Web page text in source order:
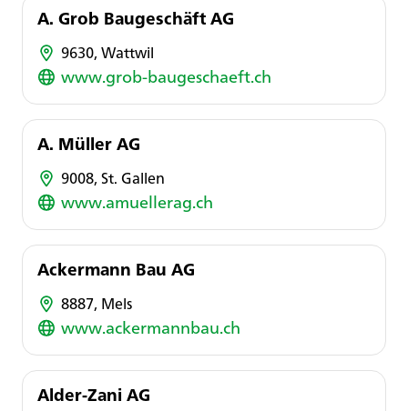
A. Grob Baugeschäft AG
9630, Wattwil
www.grob-baugeschaeft.ch
A. Müller AG
9008, St. Gallen
www.amuellerag.ch
Ackermann Bau AG
8887, Mels
www.ackermannbau.ch
Alder-Zani AG